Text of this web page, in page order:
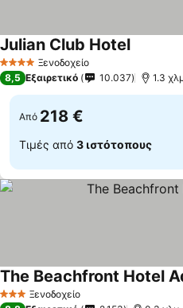
4 ΑστέριαΞενοδοχείο
Julian Club Hotel
8,5 Εξαιρετικό 10.037 1.3
Από 218 €
Τιμές από 3 ιστότοπους
3 ΑστέριαΞενοδοχείο
The Beachfront Hotel